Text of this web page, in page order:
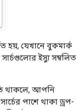
হয়, যেখানে বুকমার্ক
সার্চগুলোর ইস্যু সম্বলিত
থাকলে, আপনি
পাশে থাকা ড্রপ-